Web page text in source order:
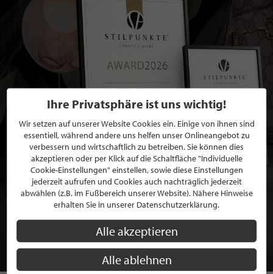
BEWERBEN SIE SICH FÜR EINE GRATIS
MITGLIEDSCHAFT BEI STILPUNKTE®
JETZT GRATIS BEWERBEN
Ihre Privatsphäre ist uns wichtig!
Wir setzen auf unserer Website Cookies ein. Einige von ihnen sind
essentiell, während andere uns helfen unser Onlineangebot zu
verbessern und wirtschaftlich zu betreiben. Sie können dies
akzeptieren oder per Klick auf die Schaltfläche "Individuelle
Cookie-Einstellungen" einstellen, sowie diese Einstellungen
jederzeit aufrufen und Cookies auch nachträglich jederzeit
abwählen (z.B. im Fußbereich unserer Website). Nähere Hinweise
erhalten Sie in unserer Datenschutzerklärung.
Alle akzeptieren
Alle ablehnen